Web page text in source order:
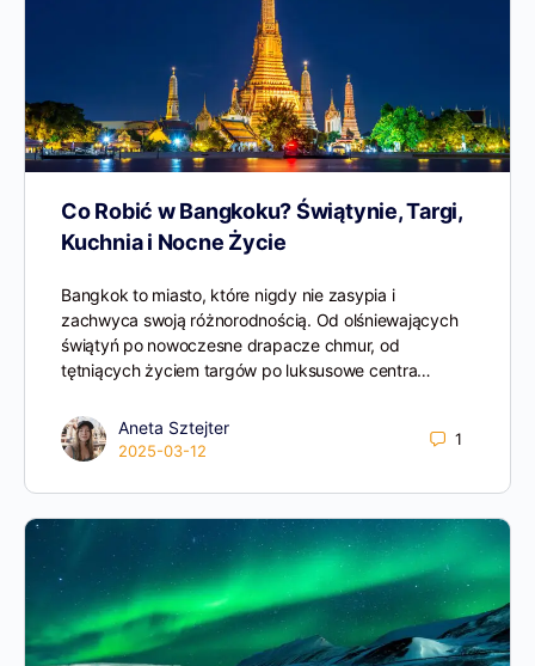
Co Robić w Bangkoku? Świątynie, Targi,
Kuchnia i Nocne Życie
Bangkok to miasto, które nigdy nie zasypia i
zachwyca swoją różnorodnością. Od olśniewających
świątyń po nowoczesne drapacze chmur, od
tętniących życiem targów po luksusowe centra…
Aneta Sztejter
2025-03-12
1